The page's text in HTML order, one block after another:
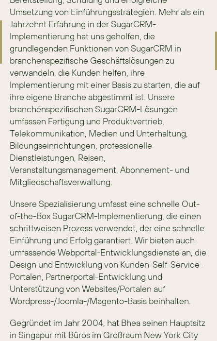
Umsetzung von Einführungsstrategien. Mehr als ein
Jahrzehnt Erfahrung in der SugarCRM-
Implementierung hat uns geholfen, die
grundlegenden Funktionen von SugarCRM in
branchenspezifische Geschäftslösungen zu
verwandeln, die Kunden helfen, ihre
Implementierung mit einer Basis zu starten, die auf
ihre eigene Branche abgestimmt ist. Unsere
branchenspezifischen SugarCRM-Lösungen
umfassen Fertigung und Produktvertrieb,
Telekommunikation, Medien und Unterhaltung,
Bildungseinrichtungen, professionelle
Dienstleistungen, Reisen,
Veranstaltungsmanagement, Abonnement- und
Mitgliedschaftsverwaltung.
Unsere Spezialisierung umfasst eine schnelle Out-
of-the-Box SugarCRM-Implementierung, die einen
schrittweisen Prozess verwendet, der eine schnelle
Einführung und Erfolg garantiert. Wir bieten auch
umfassende Webportal-Entwicklungsdienste an, die
Design und Entwicklung von Kunden-Self-Service-
Portalen, Partnerportal-Entwicklung und
Unterstützung von Websites/Portalen auf
Wordpress-/Joomla-/Magento-Basis beinhalten.
Gegründet im Jahr 2004, hat Bhea seinen Hauptsitz
in Singapur mit Büros im Großraum New York City